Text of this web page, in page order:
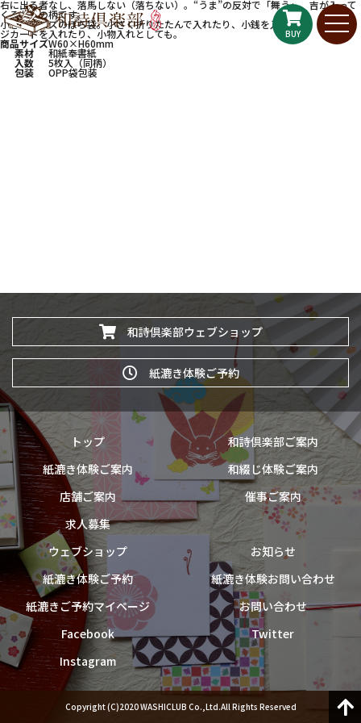
BUY
右に出る者なし、落馬しない（落ちない）。“うま”の反対で「舞う」、吉が入って
くる兆しの柄です。
小さいサイズのぽち袋。小さく折りたたんで入れたり、小銭を入れたり、メッセー
ジカードを入れたり、小物入れとしても。
商品サイズW60×H60mm
素材 和紙奉書紙
入数 5枚入（同柄）
包装 OPP袋包装
和詩倶楽部ウェブショップ
紙漉き体験ご予約
トップ
和詩倶楽部ご案内
紙漉き体験ご案内
和綴じ体験ご案内
店舗ご案内
催事ご案内
求人募集
ウェブショップ
お知らせ
紙漉き体験ご予約
紙漉き体験お問い合わせ
紙漉きご予約マイページ
お問い合わせ
Facebook
Twitter
Instagram
Copyright (C)2020 WASHICLUB Co.,Ltd.All Rights Reserved